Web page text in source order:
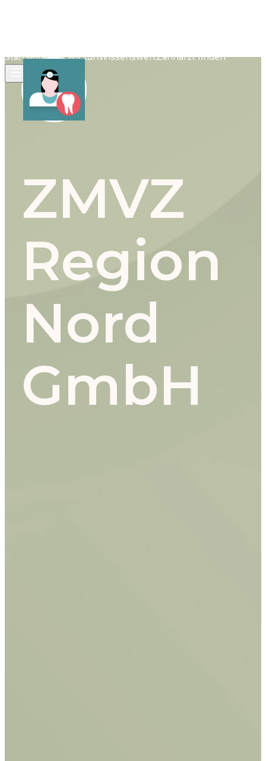
StartseiteWas wir tunWissenswertZahnarzt finden
ZMVZ
Region
Nord
GmbH